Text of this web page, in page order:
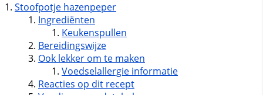
Stoofpotje hazenpeper
Ingrediënten
Keukenspullen
Bereidingswijze
Ook lekker om te maken
Voedselallergie informatie
Reacties op dit recept